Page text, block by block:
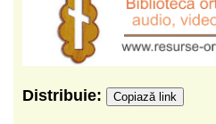
Distribuie: Copiază link